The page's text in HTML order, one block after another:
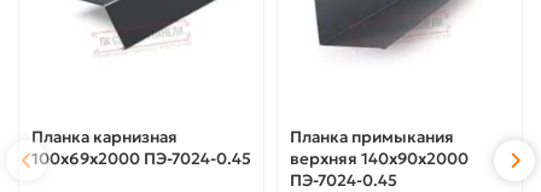
Планка карнизная
100х69х2000 ПЭ-7024-0.45
Планка примыкания
верхняя 140х90х2000
ПЭ-7024-0.45